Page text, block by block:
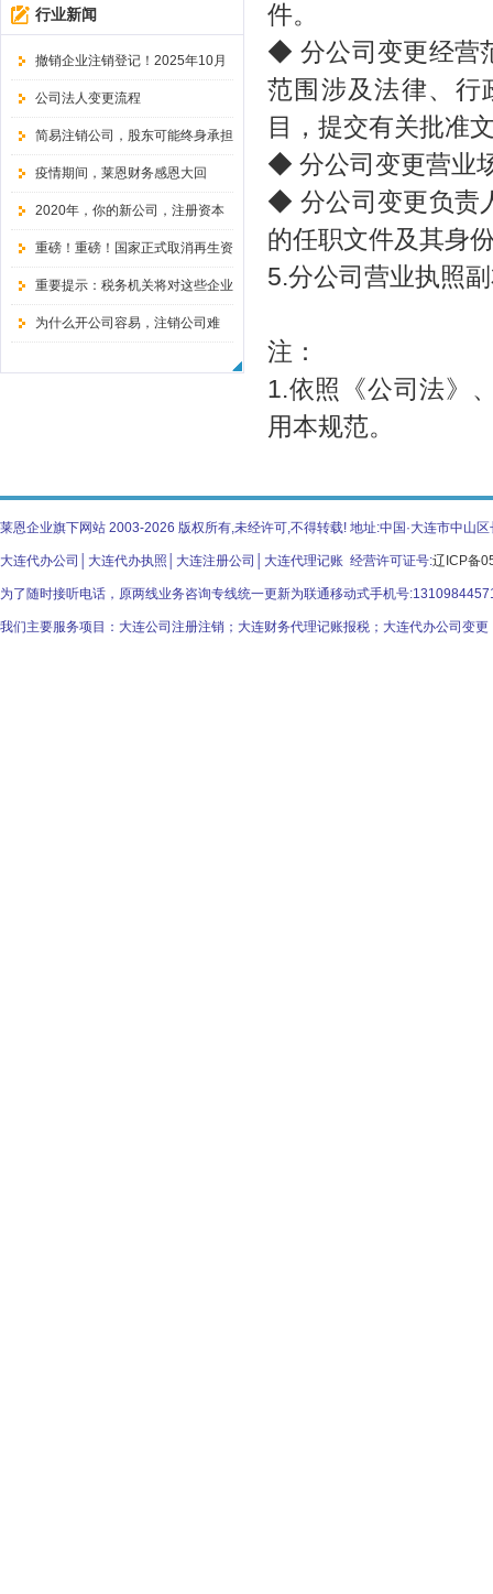
行业新闻
撤销企业注销登记！2025年10月
10日起，企业注销改了！
公司法人变更流程
简易注销公司，股东可能终身承担
无限责任
疫情期间，莱恩财务感恩大回
馈！！！
2020年，你的新公司，注册资本
还敢随便填写吗？
重磅！重磅！国家正式取消再生资
源经营备案证
重要提示：税务机关将对这些企业
暂停办理注销手续！
为什么开公司容易，注销公司难
件。
◆ 分公司变更经营
范围涉及法律、行
目，提交有关批准
◆ 分公司变更营业
◆ 分公司变更负责
的任职文件及其身
5.分公司营业执照
注：
1.依照《公司法》
用本规范。
莱恩企业旗下网站 2003-2026 版权所有,未经许可,不得转载! 地址:中国·大连市中
大连代办公司│大连代办执照│大连注册公司│大连代理记账 经营许可证号:辽ICP备
为了随时接听电话，原两线业务咨询专线统一更新为联通移动式手机号
我们主要服务项目：大连公司注册注销；大连财务代理记账报税；大连代办公司变